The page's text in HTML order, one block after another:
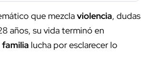
que mezclaviolencia, dudas
años, su vida terminó en
familia lucha por esclarecer lo